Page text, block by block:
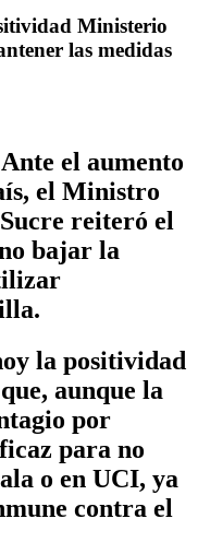
Ministerio
las medidas
el aumento
el Ministro
reiteró el
bajar la
la positividad
aunque la
por
para no
o en UCI, ya
contra el